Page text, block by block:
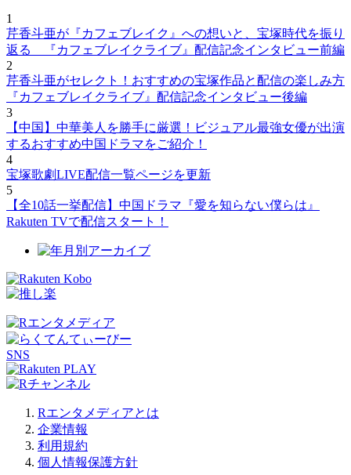
1
芹香斗亜が『カフェブレイク』への想いと、宝塚時代を振り
返る 『カフェブレイクライブ』配信記念インタビュー前編
2
芹香斗亜がセレクト！おすすめの宝塚作品と配信の楽しみ方
『カフェブレイクライブ』配信記念インタビュー後編
3
【中国】中華美人を勝手に厳選！ビジュアル最強女優が出演
するおすすめ中国ドラマをご紹介！
4
宝塚歌劇LIVE配信一覧ページを更新
5
【全10話一挙配信】中国ドラマ『愛を知らない僕らは』
Rakuten TVで配信スタート！
SNS
Rエンタメディアとは
企業情報
利用規約
個人情報保護方針